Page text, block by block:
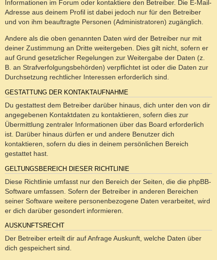
Informationen im Forum oder kontaktiere den Betreiber. Die E-Mail-
Adresse aus deinem Profil ist dabei jedoch nur für den Betreiber
und von ihm beauftragte Personen (Administratoren) zugänglich.
Andere als die oben genannten Daten wird der Betreiber nur mit
deiner Zustimmung an Dritte weitergeben. Dies gilt nicht, sofern er
auf Grund gesetzlicher Regelungen zur Weitergabe der Daten (z.
B. an Strafverfolgungsbehörden) verpflichtet ist oder die Daten zur
Durchsetzung rechtlicher Interessen erforderlich sind.
GESTATTUNG DER KONTAKTAUFNAHME
Du gestattest dem Betreiber darüber hinaus, dich unter den von dir
angegebenen Kontaktdaten zu kontaktieren, sofern dies zur
Übermittlung zentraler Informationen über das Board erforderlich
ist. Darüber hinaus dürfen er und andere Benutzer dich
kontaktieren, sofern du dies in deinem persönlichen Bereich
gestattet hast.
GELTUNGSBEREICH DIESER RICHTLINIE
Diese Richtlinie umfasst nur den Bereich der Seiten, die die phpBB-
Software umfassen. Sofern der Betreiber in anderen Bereichen
seiner Software weitere personenbezogene Daten verarbeitet, wird
er dich darüber gesondert informieren.
AUSKUNFTSRECHT
Der Betreiber erteilt dir auf Anfrage Auskunft, welche Daten über
dich gespeichert sind.